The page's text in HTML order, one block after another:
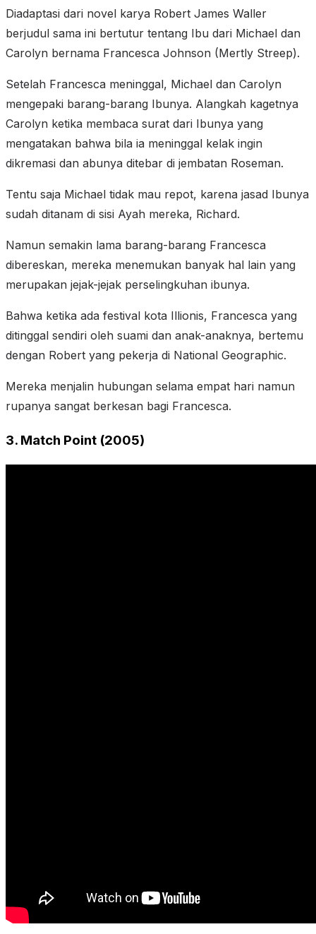
Diadaptasi dari novel karya Robert James Waller
berjudul sama ini bertutur tentang Ibu dari Michael dan
Carolyn bernama Francesca Johnson (Mertly Streep).
Setelah Francesca meninggal, Michael dan Carolyn
mengepaki barang-barang Ibunya. Alangkah kagetnya
Carolyn ketika membaca surat dari Ibunya yang
mengatakan bahwa bila ia meninggal kelak ingin
dikremasi dan abunya ditebar di jembatan Roseman.
Tentu saja Michael tidak mau repot, karena jasad Ibunya
sudah ditanam di sisi Ayah mereka, Richard.
Namun semakin lama barang-barang Francesca
dibereskan, mereka menemukan banyak hal lain yang
merupakan jejak-jejak perselingkuhan ibunya.
Bahwa ketika ada festival kota Illionis, Francesca yang
ditinggal sendiri oleh suami dan anak-anaknya, bertemu
dengan Robert yang pekerja di National Geographic.
Mereka menjalin hubungan selama empat hari namun
rupanya sangat berkesan bagi Francesca.
3. Match Point (2005)